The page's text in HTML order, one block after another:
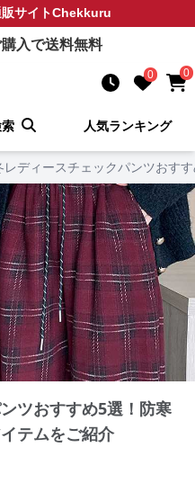
サイトChekkuru
入で送料無料
0 0
人気ランキング
レディースチェックパンツおす
ツおすすめ5選！防寒
テムをご紹介